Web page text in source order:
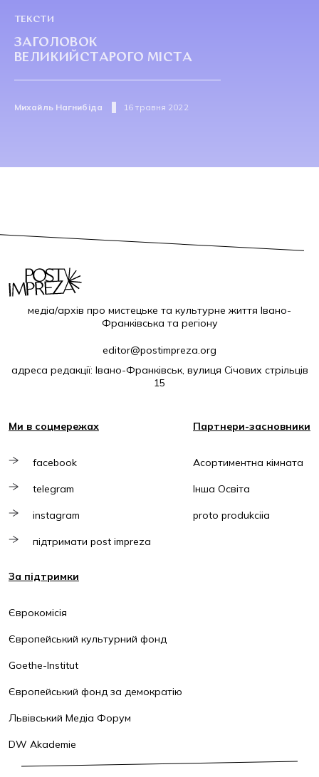
ТЕКСТИ
ЗАГОЛОВОК
ВЕЛИКИЙСТАРОГО МІСТА
Михайль Нагнибіда 16 травня 2022
медіа/архів про мистецьке та культурне життя Івано-
Франківська та регіону
editor@postimpreza.org
адреса редакції: Івано-Франківськ, вулиця Січових стрільців
15
Ми в соцмережах
facebook
telegram
instagram
підтримати post impreza
Партнери-засновники
Асортиментна кімната
Інша Освіта
proto produkciia
За підтримки
Єврокомісія
Європейський культурний фонд
Goethe-Institut
Європейський фонд за демократію
Львівський Медіа Форум
DW Akademie